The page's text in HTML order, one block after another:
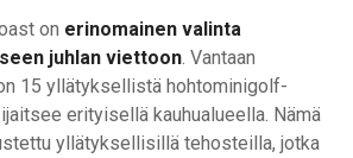
on erinomainen valinta
juhlan viettoon . Vantaan
15 yllätyksellistä hohtominigolf-
erityisellä kauhualueella. Nämä
yllätyksellisillä tehosteilla, jotka